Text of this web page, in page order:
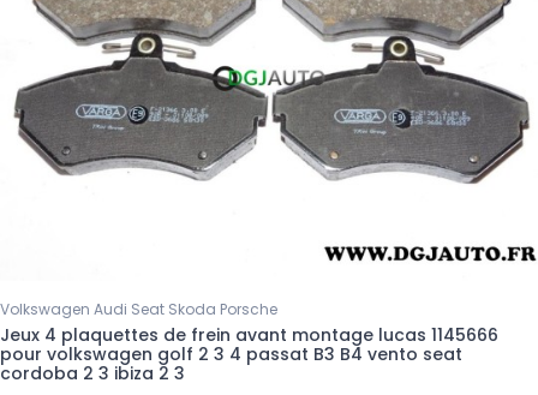
Volkswagen Audi Seat Skoda Porsche
Jeux 4 plaquettes de frein avant montage lucas 1145666
pour volkswagen golf 2 3 4 passat B3 B4 vento seat
cordoba 2 3 ibiza 2 3